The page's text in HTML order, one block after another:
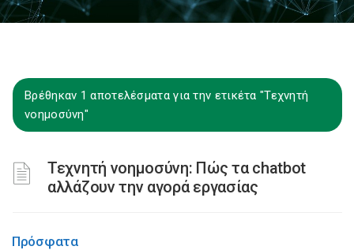
Βρέθηκαν 1 αποτελέσματα για την ετικέτα "Τεχνητή
νοημοσύνη"
Τεχνητή νοημοσύνη: Πώς τα chatbot
αλλάζουν την αγορά εργασίας
Πρόσφατα